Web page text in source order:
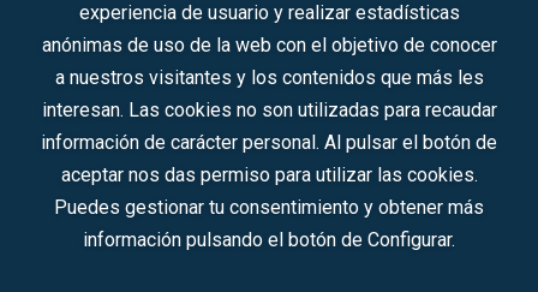
Sociedad Mercantil Estatal para la Gestión de la Innovación y las
Tecnologías Turísticas, S.A.M.P.
Inscrita en el R.M. de Madrid, T, 12593, Se. 8, F. 129, H. 201.307.
C.I.F.: A-81/874.984
Síguenos en redes sociales:
experiencia de usuario y realizar estadísticas
anónimas de uso de la web con el objetivo de conocer
a nuestros visitantes y los contenidos que más les
interesan. Las cookies no son utilizadas para recaudar
información de carácter personal. Al pulsar el botón de
aceptar nos das permiso para utilizar las cookies.
Puedes gestionar tu consentimiento y obtener más
información pulsando el botón de Configurar.